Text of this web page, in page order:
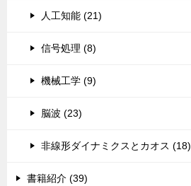
人工知能 (21)
信号処理 (8)
機械工学 (9)
脳波 (23)
非線形ダイナミクスとカオス (18)
書籍紹介 (39)